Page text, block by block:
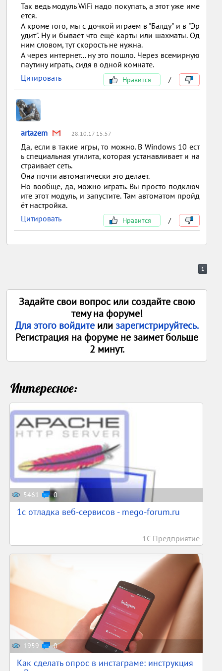
Так ведь модуль WiFi надо покупать, а этот уже име
ется.
А кроме того, мы с дочкой играем в "Балду" и в "Эр
удит". Ну и бывает что ещё карты или шахматы. Од
ним словом, тут скорость не нужна.
А через интернет... ну это пошло. Через всемирную
паутину играть, сидя в одной комнате.
Цитировать
Нравится /
artazem 28.10.17 15:57
Да, если в такие игры, то можно. В Windows 10 ест
ь специальная утилита, которая устанавливает и на
страивает сеть.
Она почти автоматически это делает.
Но вообще, да, можно играть. Вы просто подключ
ите этот модуль, и запустите. Там автоматом пройд
ёт настройка.
Цитировать
Нравится /
1
Задайте свои вопрос или создайте свою
тему на форуме!
Для этого войдите илизарегистрируйтесь.
Регистрация на форуме не заимет больше
2 минут.
Интересное:
5461 0
1c отладка веб-сервисов - mego-forum.ru
1С Предприятие
1959 0
Как сделать опрос в инстаграме: инструкция